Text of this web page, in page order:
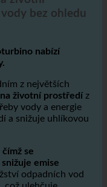
prostředí
životní
nabízí
z největších
životní prostředí
vody a energie
a snižuje uhlíkovou
čímž se